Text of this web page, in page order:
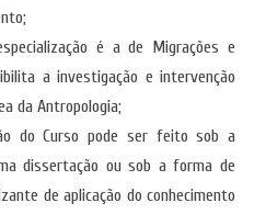
é a de Migrações e
a investigação e intervenção
da Antropologia;
do Curso pode ser feito sob a
dissertação ou sob a forma de
de aplicação do conhecimento